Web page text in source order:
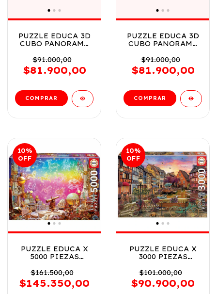
PUZZLE EDUCA 3D
CUBO PANORAMA
COD 20124
$91.000,00
$81.900,00
PUZZLE EDUCA 3D
CUBO PANORAMA
PCS COD 20125
$91.000,00
$81.900,00
10%
OFF
PUZZLE EDUCA X
5000 PIEZAS
20260
$161.500,00
$145.350,00
10%
OFF
PUZZLE EDUCA X
3000 PIEZAS
COD 19051
$101.000,00
$90.900,00